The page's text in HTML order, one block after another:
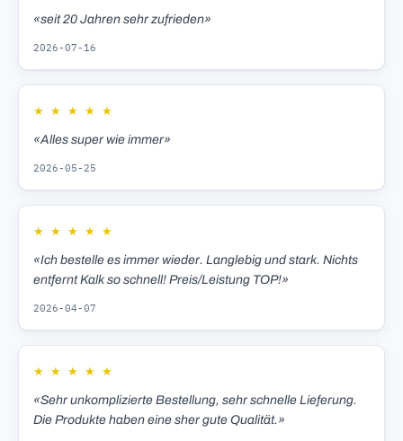
«seit 20 Jahren sehr zufrieden»
2026-07-16
★ ★ ★ ★ ★
«Alles super wie immer»
2026-05-25
★ ★ ★ ★ ★
«Ich bestelle es immer wieder. Langlebig und stark. Nichts
entfernt Kalk so schnell! Preis/Leistung TOP!»
2026-04-07
★ ★ ★ ★ ★
«Sehr unkomplizierte Bestellung, sehr schnelle Lieferung.
Die Produkte haben eine sher gute Qualität.»